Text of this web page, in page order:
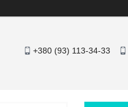
+380 (93) 113-34-33